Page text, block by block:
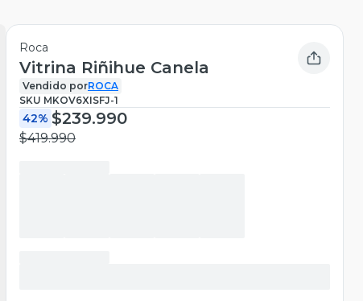
Roca
Vitrina Riñihue Canela
Vendido porROCA
SKU MKOV6XISFJ-1
42% $239.990
$419.990